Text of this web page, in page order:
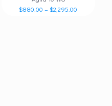
$880.00 –$2,295.00